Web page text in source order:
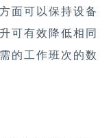
面可以保持设备
可有效降低相同
的工作班次的数